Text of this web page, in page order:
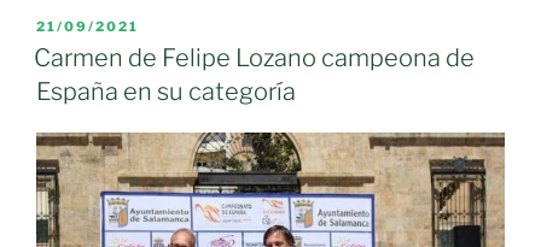
PUBLICADO
EL
21/09/2021
Carmen de Felipe Lozano campeona de
España en su categoría